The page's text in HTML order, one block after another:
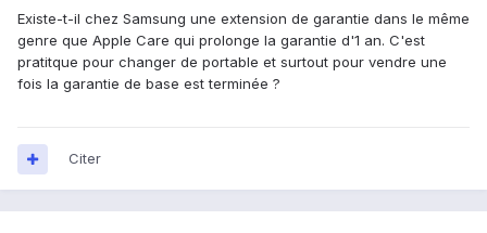
Existe-t-il chez Samsung une extension de garantie dans le même
genre que Apple Care qui prolonge la garantie d'1 an. C'est
pratitque pour changer de portable et surtout pour vendre une
fois la garantie de base est terminée ?
Citer